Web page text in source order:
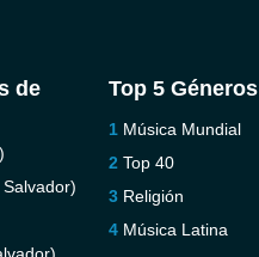
de
Top 5 Géneros
Música Mundial
Top 40
Religión
Música Latina